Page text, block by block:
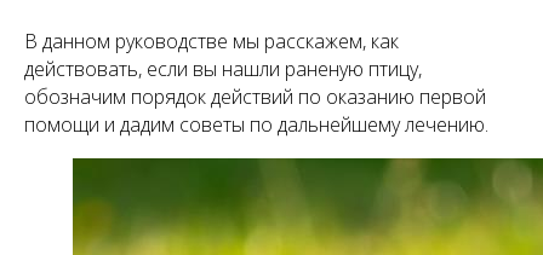
В данном руководстве мы расскажем, как
действовать, если вы нашли раненую птицу,
обозначим порядок действий по оказанию первой
помощи и дадим советы по дальнейшему лечению.